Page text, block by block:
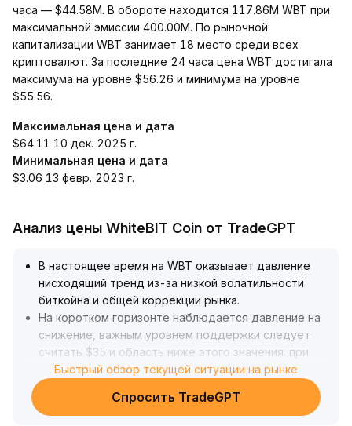
часа — $44.58M. В обороте находится 117.86M WBT при
максимальной эмиссии 400.00M. По рыночной
капитализации WBT занимает 18 место среди всех
криптовалют. За последние 24 часа цена WBT достигала
максимума на уровне $56.26 и минимума на уровне
$55.56.
Максимальная цена и дата
$64.11 10 дек. 2025 г.
Минимальная цена и дата
$3.06 13 февр. 2023 г.
Анализ цены WhiteBIT Coin от TradeGPT
В настоящее время на WBT оказывает давление
нисходящий тренд из-за низкой волатильности
биткойна и общей коррекции рынка.
На коротком горизонте наблюдается давление на
снижение, важным уровнем поддержки следует
считать $35 и область ниже этого значения: при
недостатке ликвидности возможен стремительный
провал
В среднесрочной и долгосрочной перспективе
Быстрый обзор текущей ситуации на рынке
Спросить TradeGPT